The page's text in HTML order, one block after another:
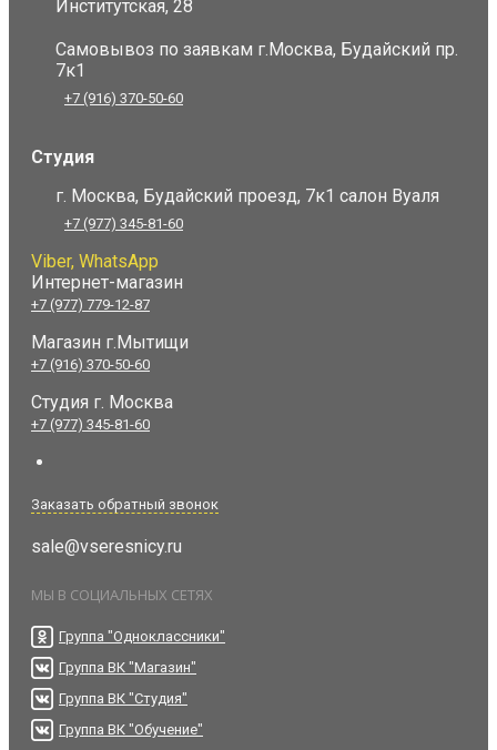
Институтская, 28
Самовывоз по заявкам г.Москва, Будайский пр.
7к1
+7 (916) 370-50-60
Студия
г. Москва, Будайский проезд, 7к1 салон Вуаля
+7 (977) 345-81-60
Viber, WhatsApp
Интернет-магазин
+7 (977) 779-12-87
Магазин г.Мытищи
+7 (916) 370-50-60
Студия г. Москва
+7 (977) 345-81-60
Заказать обратный звонок
sale@vseresnicy.ru
МЫ В СОЦИАЛЬНЫХ СЕТЯХ
Группа "Одноклассники"
Группа ВК "Магазин"
Группа ВК "Студия"
Группа ВК "Обучение"